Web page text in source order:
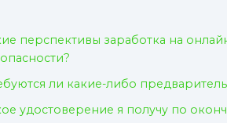
перспективы заработка на
ли какие-либо
удостоверение я получу по